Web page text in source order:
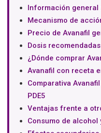
Información general
Mecanismo de
Precio de Avanafil
Dosis
¿Dónde comprar
Avanafil con receta
Comparativa
PDE5
Ventajas frente a
Consumo de alcohol